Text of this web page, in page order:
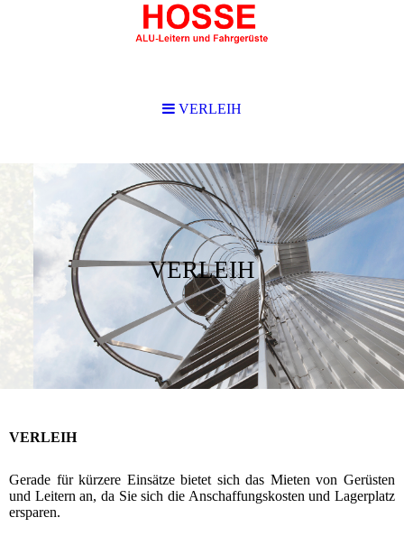
VERLEIH
VERLEIH
Gerade für kürzere Einsätze bietet sich das Mieten von Gerüsten
und Leitern an, da Sie sich die Anschaffungskosten und Lagerplatz
ersparen.
VERLEIH